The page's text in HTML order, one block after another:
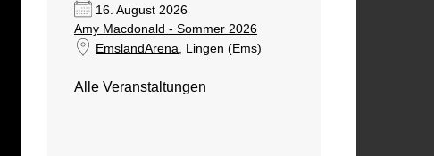
16. August 2026
Amy Macdonald - Sommer 2026
EmslandArena, Lingen (Ems)
Alle Veranstaltungen